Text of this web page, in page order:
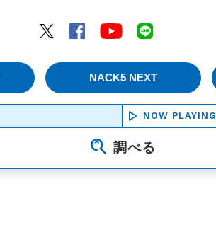
Twitter
Facebook YouTube
NACK5 NEXT
NOW PLAYING
調べる